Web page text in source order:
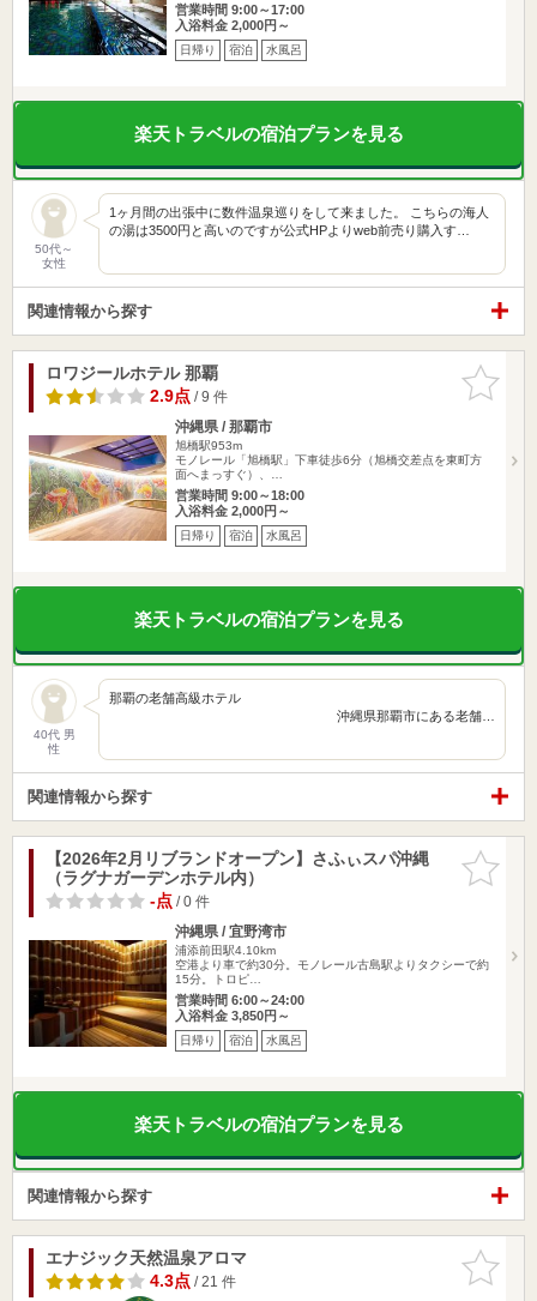
営業時間 9:00～17:00
入浴料金 2,000円～
日帰り 宿泊 水風呂
楽天トラベルの宿泊プランを見る
50代～
女性
1ヶ月間の出張中に数件温泉巡りをして来ました。 こちらの海人
の湯は3500円と高いのですが公式HPよりweb前売り購入す…
関連情報から探す
お気に入
りに追加
ロワジールホテル 那覇
2.9点/ 9 件
沖縄県 / 那覇市
旭橋駅953m
モノレール「旭橋駅」下車徒歩6分（旭橋交差点を東町方
面へまっすぐ）、…
営業時間 9:00～18:00
入浴料金 2,000円～
日帰り 宿泊 水風呂
楽天トラベルの宿泊プランを見る
40代 男
性
那覇の老舗高級ホテル
沖縄県那覇市にある老舗…
関連情報から探す
お気に入
りに追加
【2026年2月リブランドオープン】さふぃスパ沖縄
（ラグナガーデンホテル内）
-点/ 0 件
沖縄県 / 宜野湾市
浦添前田駅4.10km
空港より車で約30分。モノレール古島駅よりタクシーで約
15分。トロピ…
営業時間 6:00～24:00
入浴料金 3,850円～
日帰り 宿泊 水風呂
楽天トラベルの宿泊プランを見る
関連情報から探す
お気に入
りに追加
エナジック天然温泉アロマ
4.3点/ 21 件